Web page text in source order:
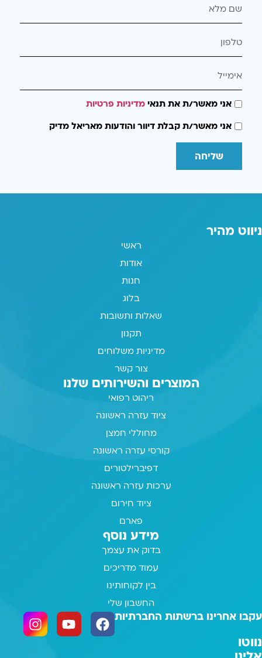
אני מאשר/ת את תנאימדיניות פרטיות
אני מאשר/ת קבלת דיוור והודעות מאריאל מדיק
שליחה
ניווט מהיר
ראשי
אודות
חנות
בלוג
שאלות ותשובות
תקנון
מדיניות משלוחים
צור קשר
המוצרים והשירותים שלנו
ריהוט רפואי
ציוד עזרה ראשונה
מחוללי חמצן
קורסי עזרה ראשונה
דפיברילטורים
ערכות עזרה ראשונה
ציוד חירום
פארם
מידע נוסף
בדוק את עצמך
עמוד מדריכים
בין לקוחותינו
החשבון שלי
עקבו אחרינו ברשתות החברתיות
נווטו